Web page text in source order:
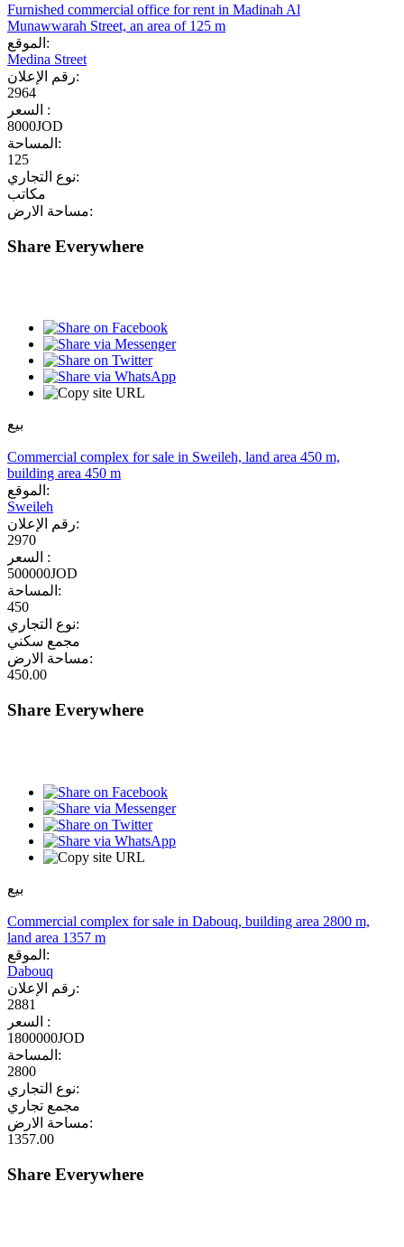
Furnished commercial office for rent in Madinah Al
Munawwarah Street, an area of 125 m
الموقع:
Medina Street
رقم الإعلان:
2964
السعر :
8000JOD
المساحة:
125
نوع التجاري:
مكاتب
مساحة الارض:
Share Everywhere
بيع
Commercial complex for sale in Sweileh, land area 450 m,
building area 450 m
الموقع:
Sweileh
رقم الإعلان:
2970
السعر :
500000JOD
المساحة:
450
نوع التجاري:
مجمع سكني
مساحة الارض:
450.00
Share Everywhere
بيع
Commercial complex for sale in Dabouq, building area 2800 m,
land area 1357 m
الموقع:
Dabouq
رقم الإعلان:
2881
السعر :
1800000JOD
المساحة:
2800
نوع التجاري:
مجمع تجاري
مساحة الارض:
1357.00
Share Everywhere